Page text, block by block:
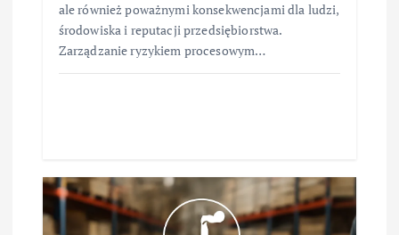
ale również poważnymi konsekwencjami dla ludzi,
środowiska i reputacji przedsiębiorstwa.
Zarządzanie ryzykiem procesowym…